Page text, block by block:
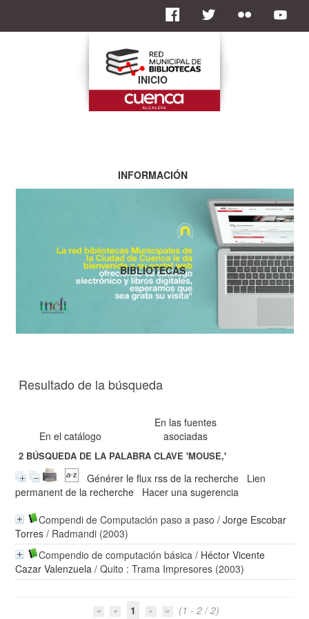
Resultado de la búsqueda
En el catálogo
En las fuentes
asociadas
2 BÚSQUEDA DE LA PALABRA CLAVE'MOUSE,'
Générer le flux rss de la recherche
Lien
permanent de la recherche
Hacer una sugerencia
Compendi de Computación paso a paso /Jorge Escobar
Torres / Radmandi (2003)
Compendio de computación básica / Héctor Vicente
Cazar Valenzuela / Quito : Trama Impresores (2003)
1 (1 - 2 / 2)
INICIO
INFORMACIÓN
BIBLIOTECAS